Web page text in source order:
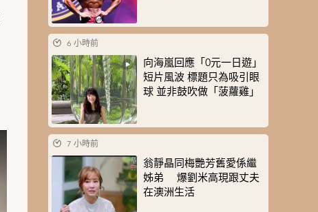
6 小時前
向海嵐回應「0元一日遊」
短片風波 標題只為吸引眼
球 並非鼓吹做「菠蘿雞」
7 小時前
翁靜晶同梅艷芳舊愛係繼
姊弟 爆劉米高現跟丈夫
在澳洲生活